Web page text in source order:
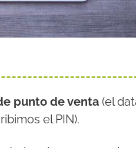
punto de venta (el
el PIN).